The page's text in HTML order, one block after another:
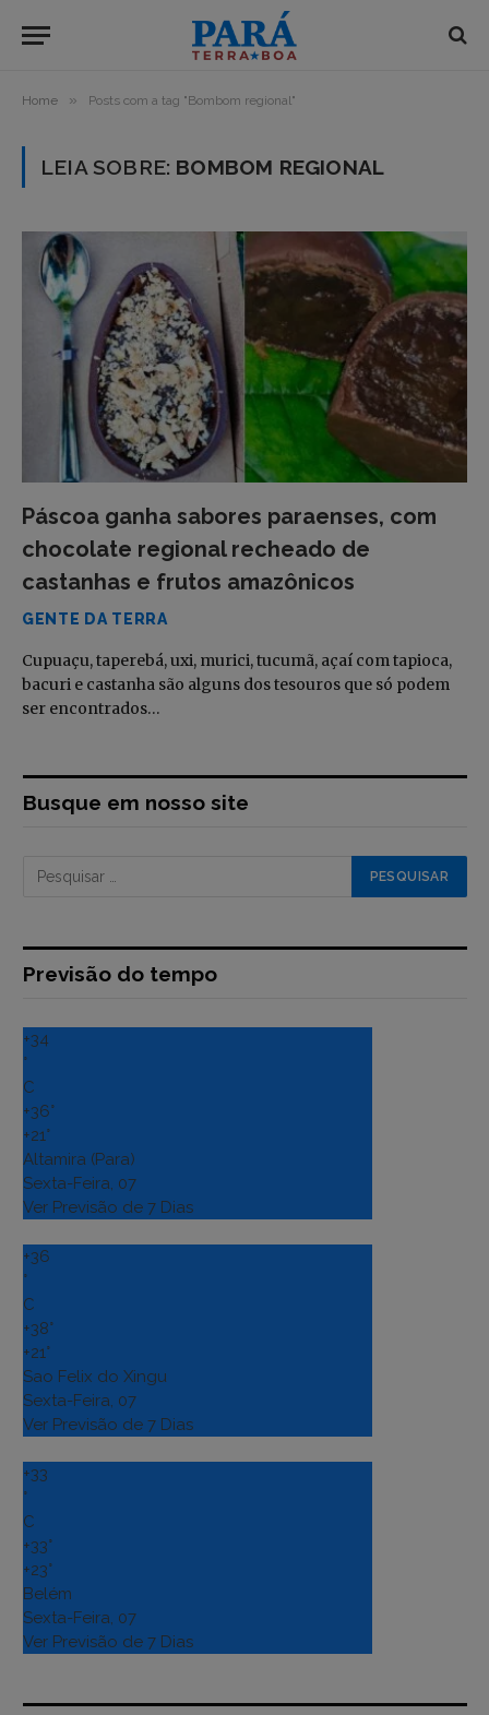
Home » Posts com a tag "Bombom regional"
LEIA SOBRE: BOMBOM REGIONAL
Páscoa ganha sabores paraenses, com
chocolate regional recheado de
castanhas e frutos amazônicos
GENTE DA TERRA
Cupuaçu, taperebá, uxi, murici, tucumã, açaí com tapioca,
bacuri e castanha são alguns dos tesouros que só podem
ser encontrados…
Busque em nosso site
Previsão do tempo
+34
°
C
+36°
+21°
Altamira (Para)
Sexta-Feira, 07
Ver Previsão de 7 Dias
+36
°
C
+38°
+21°
Sao Felix do Xingu
Sexta-Feira, 07
Ver Previsão de 7 Dias
+33
°
C
+33°
+23°
Belém
Sexta-Feira, 07
Ver Previsão de 7 Dias